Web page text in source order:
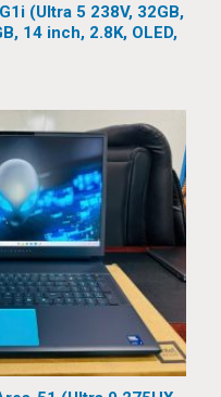
(Ultra 5 238V, 32GB,
14 inch, 2.8K, OLED,